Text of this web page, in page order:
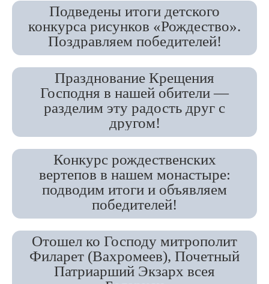
Подведены итоги детского
конкурса рисунков «Рождество».
Поздравляем победителей!
Празднование Крещения
Господня в нашей обители —
разделим эту радость друг с
другом!
Конкурс рождественских
вертепов в нашем монастыре:
подводим итоги и объявляем
победителей!
Отошел ко Господу митрополит
Филарет (Вахромеев), Почетный
Патриарший Экзарх всея